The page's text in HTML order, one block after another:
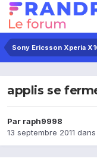
Sony Ericsson Xperia
applis se
Par raph9998
13 septembre 2011 dans